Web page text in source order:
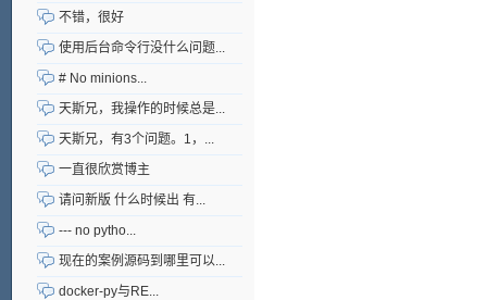
不错，很好
使用后台命令行没什么问题...
# No minions...
天斯兄，我操作的时候总是...
天斯兄，有3个问题。1，...
一直很欣赏博主
请问新版 什么时候出 有...
--- no pytho...
现在的案例源码到哪里可以...
docker-py与RE...